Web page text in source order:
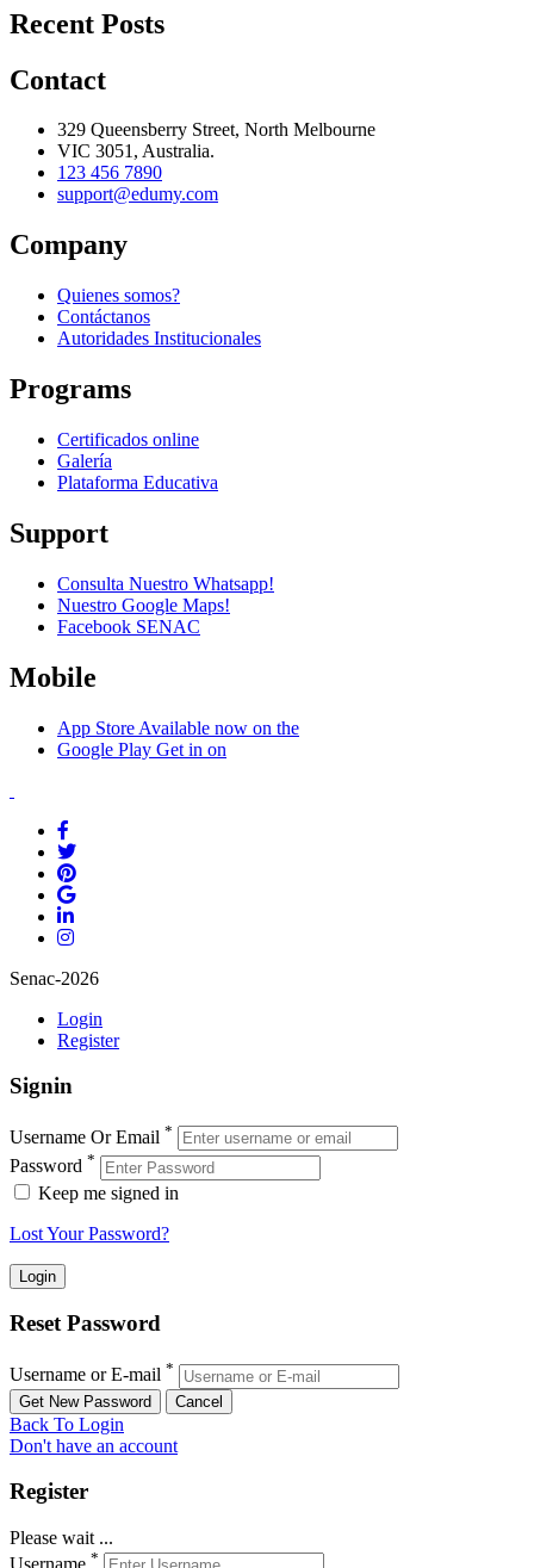
Recent Posts
Contact
329 Queensberry Street, North Melbourne
VIC 3051, Australia.
123 456 7890
support@edumy.com
Company
Quienes somos?
Contáctanos
Autoridades Institucionales
Programs
Certificados online
Galería
Plataforma Educativa
Support
Consulta Nuestro Whatsapp!
Nuestro Google Maps!
Facebook SENAC
Mobile
App Store Available now on the
Google Play Get in on
Senac-2026
Login
Register
Signin
Username Or Email *
Password *
Keep me signed in
Lost Your Password?
Reset Password
Username or E-mail *
Back To Login
Don't have an account
Register
Please wait ...
*